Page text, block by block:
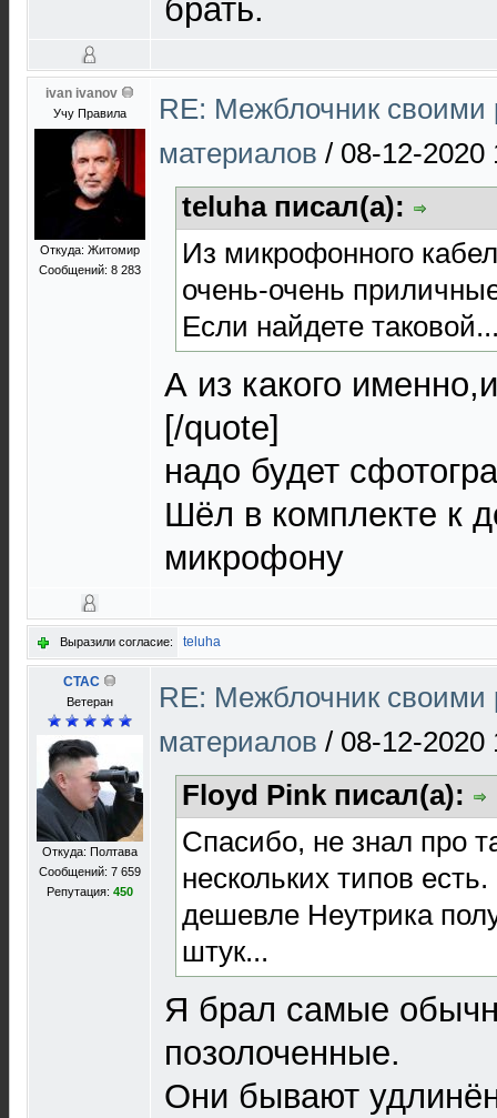
брать.
ivan ivanov
Учу Правила
Откуда: Житомир
Сообщений: 8 283
RE: Межблочник своими
материалов / 08-12-2020
teluha писал(а):
Из микрофонного
очень-очень
Если найдете
А из какого
[/quote]
надо будет
Шёл в комплекте к
микрофону
Выразили согласие: teluha
CTAC
Ветеран
Откуда: Полтава
Сообщений: 7 659
Репутация: 450
RE: Межблочник своими
материалов / 08-12-2020
Floyd Pink писал(а):
Спасибо, не знал про
нескольких типов
дешевле Неутрика
штук...
Я брал самые
позолоченные.
Они бывают